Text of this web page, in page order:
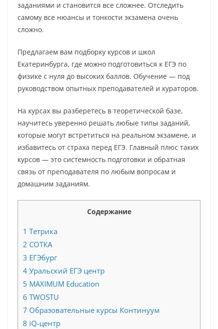
заданиями и становится все сложнее. Отследить
самому все нюансы и тонкости экзамена очень
сложно.
Предлагаем вам подборку курсов и школ
Екатеринбурга, где можно подготовиться к ЕГЭ по
физике с нуля до высоких баллов. Обучение — под
руководством опытных преподавателей и кураторов.
На курсах вы разберетесь в теоретической базе,
научитесь уверенно решать любые типы заданий,
которые могут встретиться на реальном экзамене, и
избавитесь от страха перед ЕГЭ. Главный плюс таких
курсов — это системность подготовки и обратная
связь от преподавателя по любым вопросам и
домашним заданиям.
Содержание
1 Тетрика
2 СОТКА
3 ЕГЭбург
4 Уральский ЕГЭ центр
5 MAXIMUM Education
6 TWOSTU
7 Образовательные курсы Континуум
8 iQ-центр